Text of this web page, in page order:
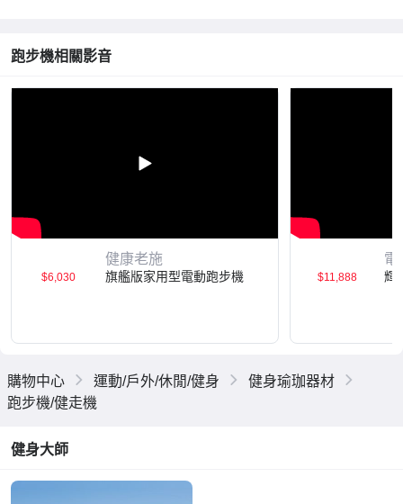
跑步機相關影音
$6,030
健康老施
旗艦版家用型電動跑步機 $11,888
電
輝
購物中心 運動/戶外/休閒/健身
健身瑜珈器材
跑步機/健走機
健身大師